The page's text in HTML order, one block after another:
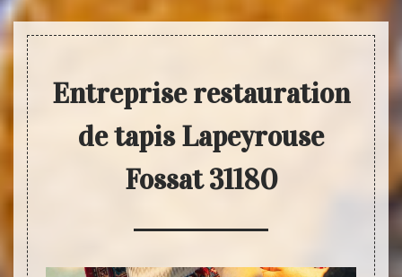
Entreprise restauration
de tapis Lapeyrouse
Fossat 31180